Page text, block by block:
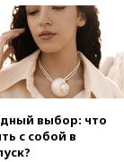
European Aquatics:
право провести
видам спорта в
В Москве
поезда
выбор: что
с собой в